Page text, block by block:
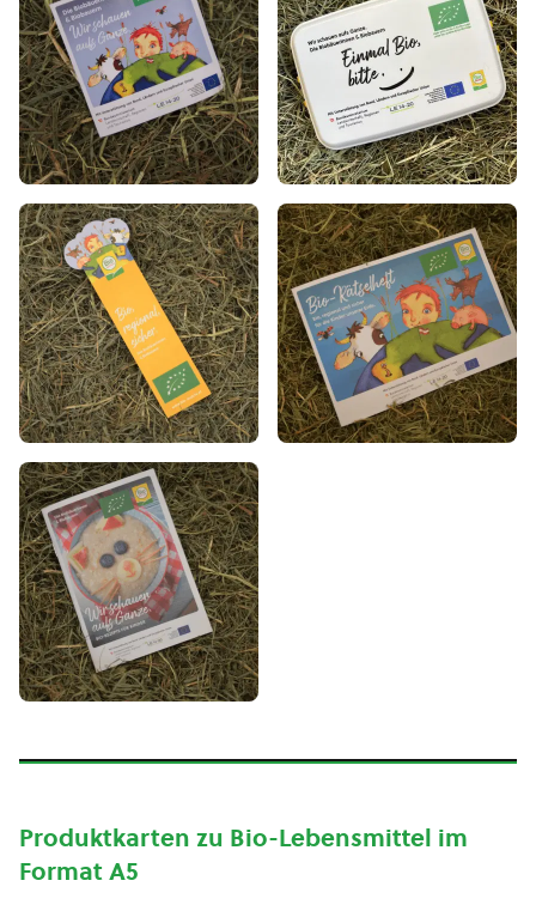
Produktkarten zu Bio-Lebensmittel im
Format A5